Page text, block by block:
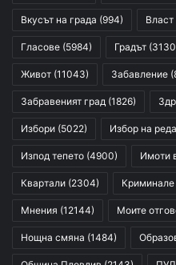
Вкусът на града (994) Власт
Гласове (5984) Градът
Живот (11043) Забавление
Забравеният град (1826)
Избори (5022) Избор на
Изпод тепето (4900) Имоти
Квартали (2304) Криминале
Мнения (12144) Моите
Нощна смяна (1484)